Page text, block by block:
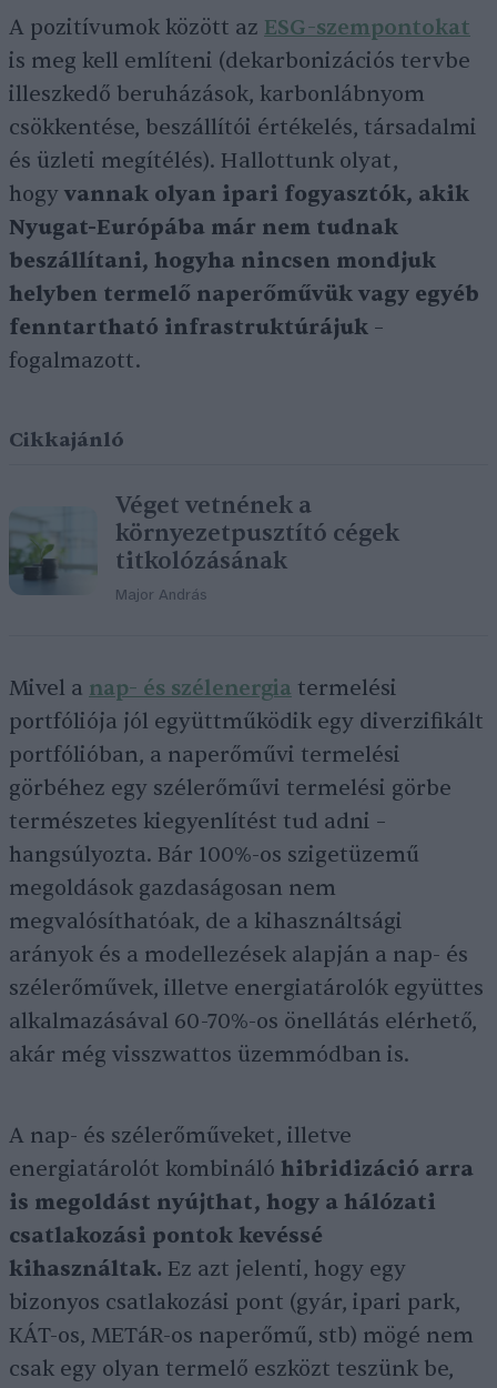
A pozitívumok között az ESG-szempontokat
is meg kell említeni (dekarbonizációs tervbe
illeszkedő beruházások, karbonlábnyom
csökkentése, beszállítói értékelés, társadalmi
és üzleti megítélés). Hallottunk olyat,
hogy vannak olyan ipari fogyasztók, akik
Nyugat-Európába már nem tudnak
beszállítani, hogyha nincsen mondjuk
helyben termelő naperőművük vagy egyéb
fenntartható infrastruktúrájuk –
fogalmazott.
Cikkajánló
Véget vetnének a
környezetpusztító cégek
titkolózásának
Major András
Mivel a nap- és szélenergia termelési
portfóliója jól együttműködik egy diverzifikált
portfólióban, a naperőművi termelési
görbéhez egy szélerőművi termelési görbe
természetes kiegyenlítést tud adni –
hangsúlyozta. Bár 100%-os szigetüzemű
megoldások gazdaságosan nem
megvalósíthatóak, de a kihasználtsági
arányok és a modellezések alapján a nap- és
szélerőművek, illetve energiatárolók együttes
alkalmazásával 60-70%-os önellátás elérhető,
akár még visszwattos üzemmódban is.
A nap- és szélerőműveket, illetve
energiatárolót kombináló hibridizáció arra
is megoldást nyújthat, hogy a hálózati
csatlakozási pontok kevéssé
kihasználtak. Ez azt jelenti, hogy egy
bizonyos csatlakozási pont (gyár, ipari park,
KÁT-os, METáR-os naperőmű, stb) mögé nem
csak egy olyan termelő eszközt teszünk be,